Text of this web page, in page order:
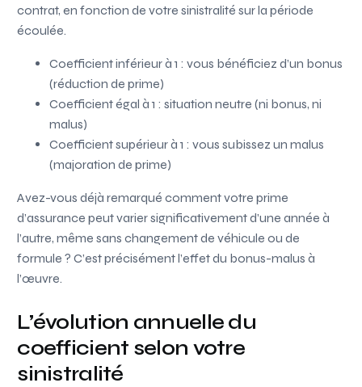
contrat, en fonction de votre sinistralité sur la période
écoulée.
Coefficient inférieur à 1 : vous bénéficiez d’un bonus
(réduction de prime)
Coefficient égal à 1 : situation neutre (ni bonus, ni
malus)
Coefficient supérieur à 1 : vous subissez un malus
(majoration de prime)
Avez-vous déjà remarqué comment votre prime
d’assurance peut varier significativement d’une année à
l’autre, même sans changement de véhicule ou de
formule ? C’est précisément l’effet du bonus-malus à
l’œuvre.
L’évolution annuelle du
coefficient selon votre
sinistralité